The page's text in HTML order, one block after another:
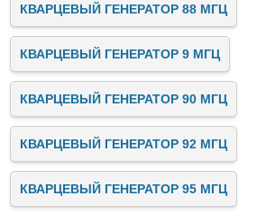
КВАРЦЕВЫЙ ГЕНЕРАТОР 88 МГЦ
КВАРЦЕВЫЙ ГЕНЕРАТОР 9 МГЦ
КВАРЦЕВЫЙ ГЕНЕРАТОР 90 МГЦ
КВАРЦЕВЫЙ ГЕНЕРАТОР 92 МГЦ
КВАРЦЕВЫЙ ГЕНЕРАТОР 95 МГЦ